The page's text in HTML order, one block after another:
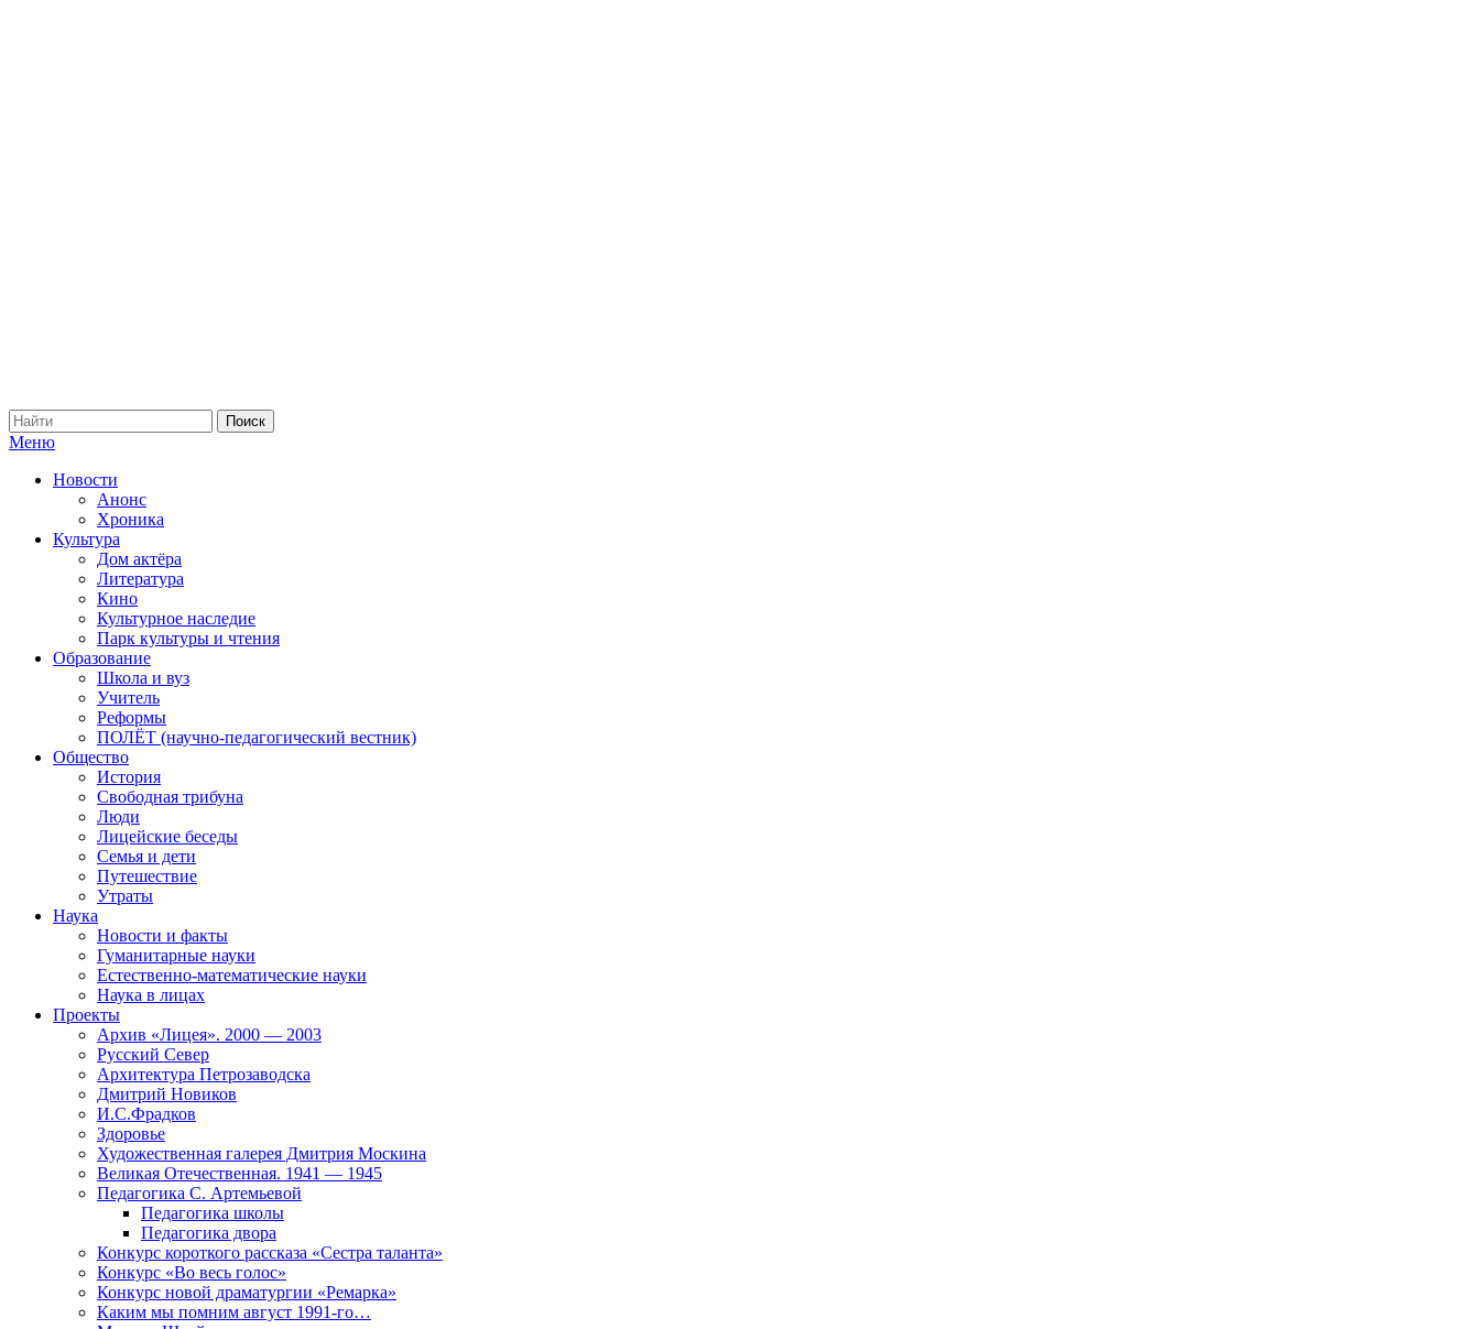
Меню
Новости
Анонс
Хроника
Культура
Дом актёра
Литература
Кино
Культурное наследие
Парк культуры и чтения
Образование
Школа и вуз
Учитель
Реформы
ПОЛЁТ (научно-педагогический вестник)
Общество
История
Свободная трибуна
Люди
Лицейские беседы
Семья и дети
Путешествие
Утраты
Наука
Новости и факты
Гуманитарные науки
Естественно-математические науки
Наука в лицах
Проекты
Архив «Лицея». 2000 — 2003
Русский Север
Архитектура Петрозаводска
Дмитрий Новиков
И.С.Фрадков
Здоровье
Художественная галерея Дмитрия Москина
Великая Отечественная. 1941 — 1945
Педагогика С. Артемьевой
Педагогика школы
Педагогика двора
Конкурс короткого рассказа «Сестра таланта»
Конкурс «Во весь голос»
Конкурс новой драматургии «Ремарка»
Каким мы помним август 1991-го…